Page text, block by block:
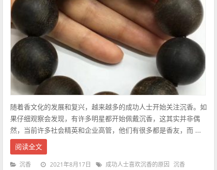
随着香文化的发展和复兴，越来越多的成功人士开始关注沉香。如
果仔细观察会发现，有许多明星都开始佩戴沉香，这其实并非偶
然，当前许多社会精英和企业高管，他们有很多都是香友，而 ...
阅读全文
沉香 2021年8月17日 成功人士喜欢沉香的原因 沉香